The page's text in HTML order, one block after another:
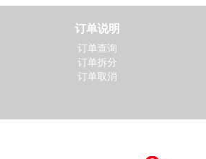
订单说明
订单查询
订单拆分
订单取消